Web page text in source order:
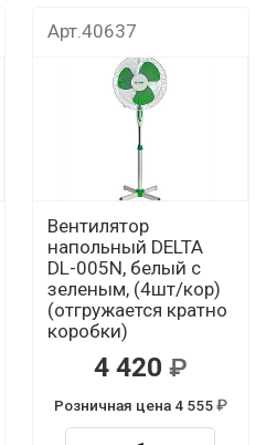
Арт.40637
Вентилятор
напольный DELTA
DL-005N, белый с
зеленым, (4шт/кор)
(отгружается кратно
коробки)
4 420
Розничная цена 4 555